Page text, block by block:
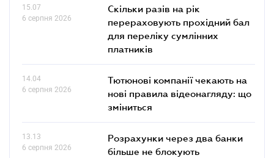
15.07
6 серпня 2026
Скільки разів на рік
перераховують прохідний бал
для переліку сумлінних
платників
14.04
6 серпня 2026
Тютюнові компанії чекають на
нові правила відеонагляду: що
зміниться
13.13
6 серпня 2026
Розрахунки через два банки
більше не блокують